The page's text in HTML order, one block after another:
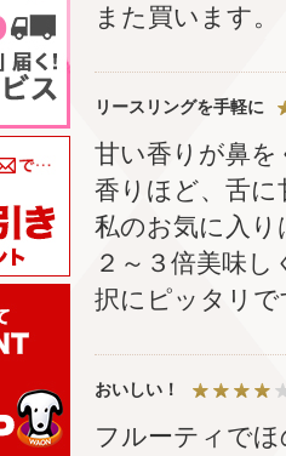
また買います。
リースリングを手軽に
甘い香りが鼻
香りほど、舌
私のお気に入
２～３倍美味
択にピッタリで
おいしい！
フルーティで